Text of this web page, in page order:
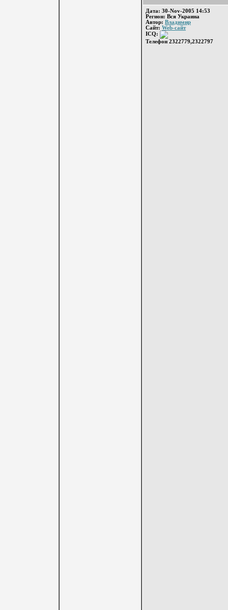
Дата: 30-Nov-2005 14:53
Регион: Вся Украина
Автор: Владимир
Сайт: Web-сайт
ICQ:
Телефон 2322779,2322797